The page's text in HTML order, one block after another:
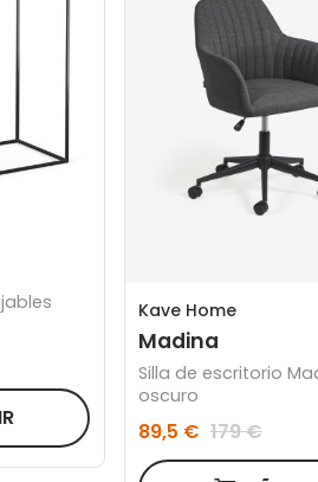
Kave Home
Madina
Silla de escritorio
oscuro
89,5 € 179 €